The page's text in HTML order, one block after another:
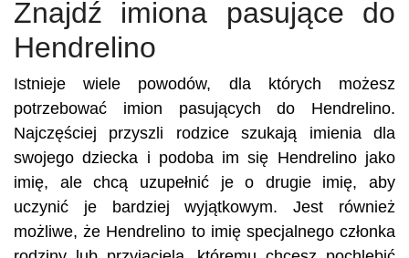
Znajdź imiona pasujące do
Hendrelino
Istnieje wiele powodów, dla których możesz
potrzebować imion pasujących do Hendrelino.
Najczęściej przyszli rodzice szukają imienia dla
swojego dziecka i podoba im się Hendrelino jako
imię, ale chcą uzupełnić je o drugie imię, aby
uczynić je bardziej wyjątkowym. Jest również
możliwe, że Hendrelino to imię specjalnego członka